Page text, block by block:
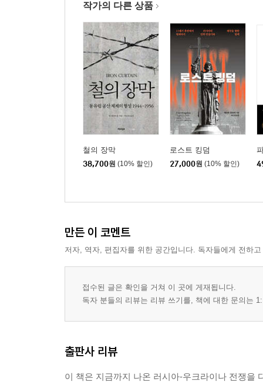
작가의 다른 상품
철의 장막
38,700원 (10% 할인)
로스트 킹덤
27,000원 (10% 할인)
만든 이 코멘트
저자, 역자, 편집자를 위한 공간입니다. 독자들에게 전하
접수된 글은 확인을 거쳐 이 곳에 게재됩니다.
독자 분들의 리뷰는 리뷰 쓰기를, 책에 대한 문의는
출판사 리뷰
이 책은 지금까지 나온 러시아-우크라이나 전쟁을